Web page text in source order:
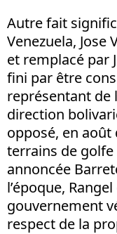
Autre fait
Venezuela, Jose
et remplacé par
fini par être
représentant de
direction
opposé, en août
terrains de golfe
annoncée
l’époque,
gouvernement
respect de la